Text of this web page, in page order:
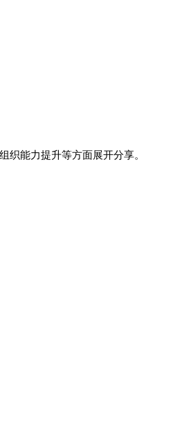
织能力提升等方面展开分享。